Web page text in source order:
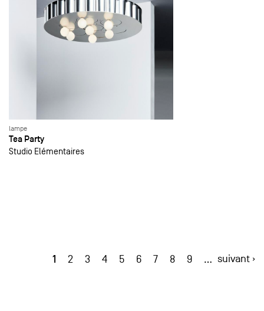
lampe
Tea Party
Studio Elémentaires
1 2 3 4 5 6 7 8 9 … suivant ›